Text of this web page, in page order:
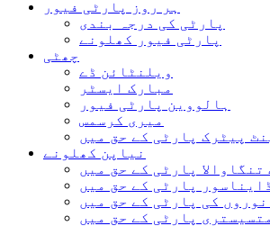
ہر روز پارٹی فیور
پارٹی کی درجہ بندی
پارٹی فیور کھلونے
چھٹی
ویلنٹائن ڈے
مبارک ایسٹر
ہالووین پارٹی فیور
میری کرسمس
پیٹرک پارٹی کے حق میں
نیاپن کھلونے
تنگاوالا پارٹی کے حق میں
ڈایناسور پارٹی کے حق میں
کی پارٹی کے حق میں
متسیستری پارٹی کے حق میں